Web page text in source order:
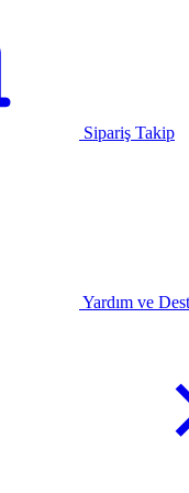
Sipariş Takip
Yardım ve